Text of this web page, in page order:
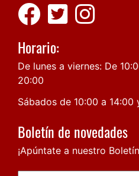
Horario:
De lunes a viernes: De
20:00
Sábados de 10:00 a 14:00
Boletín de novedades
¡Apúntate a nuestro